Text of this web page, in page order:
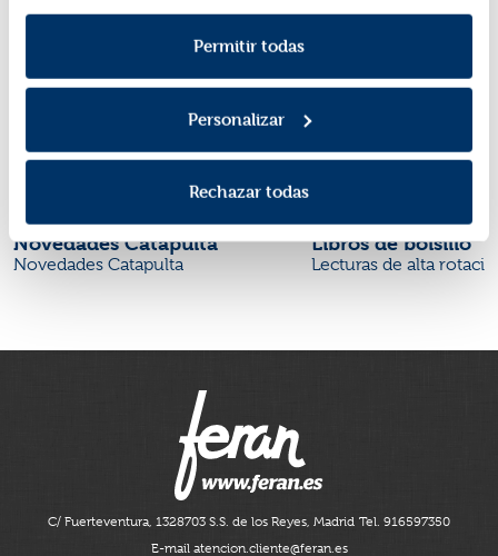
información consulta laPolítica de Cookiesy la
Política de Privacidad.
Permitir todas
Personalizar
Rechazar todas
Novedades Catapulta
Novedades Catapulta
Libros de bolsillo
Lecturas de alta
C/ Fuerteventura, 1328703 S.S. de los Reyes, Madrid Tel. 916597350
E-mail atencion.cliente@feran.es